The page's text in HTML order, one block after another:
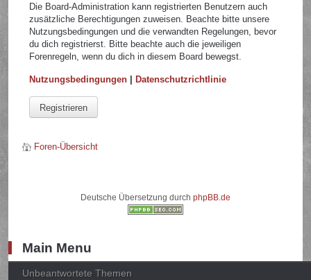
Die Board-Administration kann registrierten Benutzern auch
zusätzliche Berechtigungen zuweisen. Beachte bitte unsere
Nutzungsbedingungen und die verwandten Regelungen, bevor
du dich registrierst. Bitte beachte auch die jeweiligen
Forenregeln, wenn du dich in diesem Board bewegst.
Nutzungsbedingungen |Datenschutzrichtlinie
Registrieren
Foren-Übersicht
Deutsche Übersetzung durch phpBB.de
Main Menu
Unbeantwortete Themen